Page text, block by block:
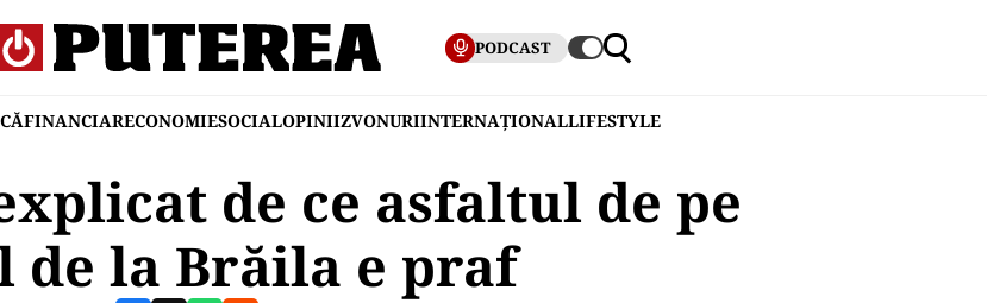
PODCAST
FINANCIARECONOMIESOCIALOPINIIZVONURIINTERNAȚIONALLIFESTYLE
de ce asfaltul de pe
de la Brăila e praf